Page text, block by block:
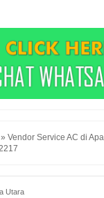
» Vendor Service AC di
Utara